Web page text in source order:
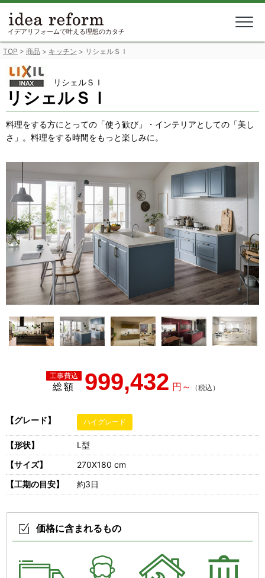
Skip
content
イデアリフォームで叶える理想のカタチ
TOP > 商品 > キッチン > リシェルＳＩ
リシェルＳＩ
リシェルＳＩ
料理をする方にとっての「使う歓び」・インテリアとしての「美し
さ」。料理をする時間をもっと楽しみに。
総額 999,432
【グレード】 ハイグレード
【形状】
L型
【サイズ】
270X180 cm
【工期の目安】
約3日
価格に含まれるもの